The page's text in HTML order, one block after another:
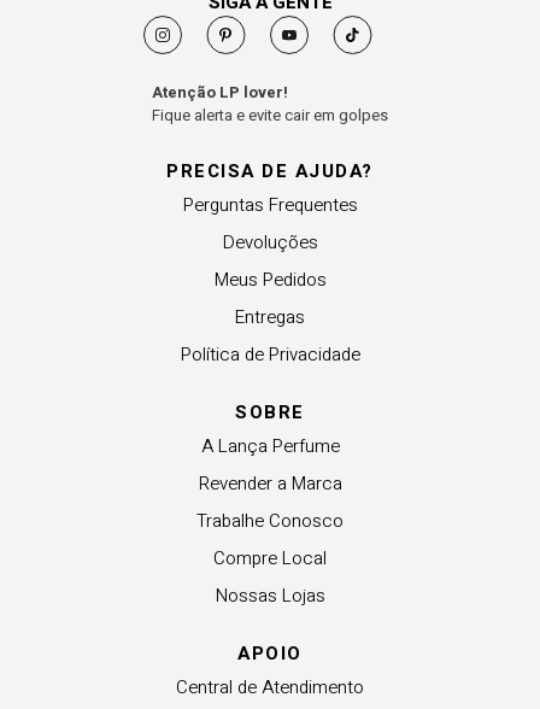
PRECISA DE AJUDA?
Perguntas Frequentes
Devoluções
Meus Pedidos
Entregas
Política de Privacidade
SOBRE
A Lança Perfume
Revender a Marca
Trabalhe Conosco
Compre Local
Nossas Lojas
APOIO
Central de Atendimento
Atenção LP lover!
Fique alerta e evite cair em golpes